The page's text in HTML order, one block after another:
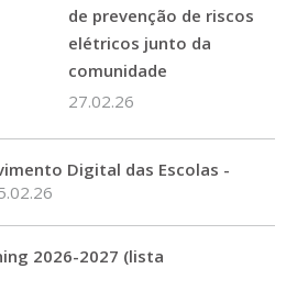
de prevenção de riscos
elétricos junto da
comunidade
27.02.26
Digital das Escolas -
2026-2027 (lista